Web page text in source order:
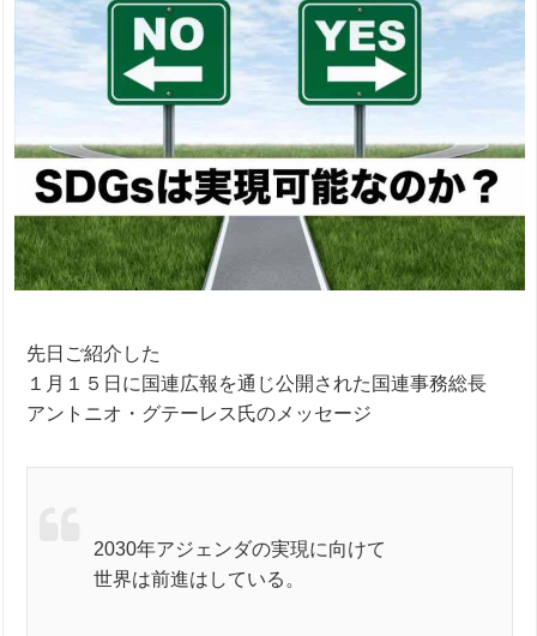
先日ご紹介した
１月１５日に国連広報を通じ公開された国連事務総長
アントニオ・グテーレス氏のメッセージ
2030年アジェンダの実現に向けて
世界は前進はしている。